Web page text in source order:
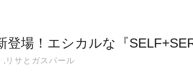
登場！エシカルな『
, リサとガスパール